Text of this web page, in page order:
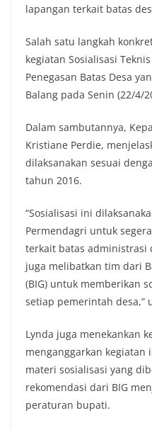
lapangan terkait batas
Salah satu langkah
kegiatan Sosialisasi
Penegasan Batas Desa
Balang pada Senin (22/4/
Dalam sambutannya,
Kristiane Perdie,
dilaksanakan sesuai
tahun 2016.
“Sosialisasi ini
Permendagri untuk
terkait batas administrasi
juga melibatkan tim dari
(BIG) untuk memberikan
setiap pemerintah desa,”
Lynda juga menekankan
menganggarkan
materi sosialisasi yang
rekomendasi dari BIG
peraturan bupati.